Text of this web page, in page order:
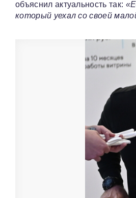
объяснил актуальность так:
который уехал со своей